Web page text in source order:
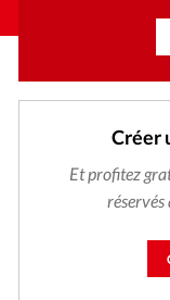
Tour
Vie
Créer
Et profitez
réservés